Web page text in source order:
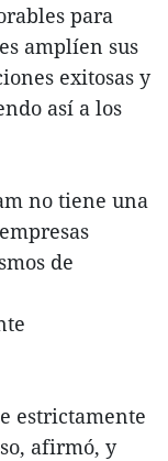
para
amplíen sus
exitosas y
así a los
no tiene una
de
estrictamente
afirmó, y